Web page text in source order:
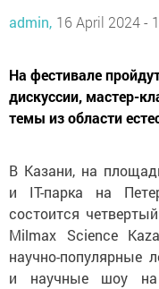
admin, 16 April 2024 -
На фестивале
дискуссии, мастер-
темы из области
В Казани, на
и IT-парка на
состоится
Milmax Science
научно-популярные
и научные шоу